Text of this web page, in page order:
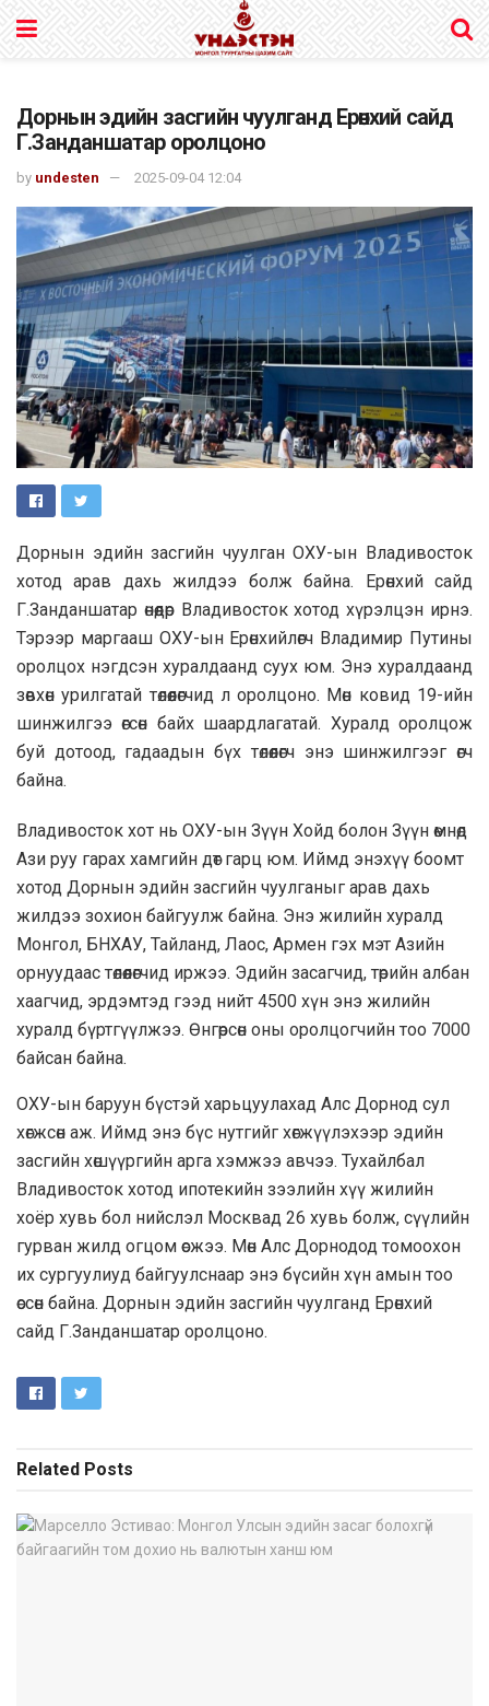
Дорнын эдийн засгийн чуулганд Ерөнхий сайд
Г.Занданшатар оролцоно
by undesten 2025-09-04 12:04
Дорнын эдийн засгийн чуулган ОХУ-ын Владивосток
хотод арав дахь жилдээ болж байна. Ерөнхий сайд
Г.Занданшатар өнөөдөр Владивосток хотод хүрэлцэн ирнэ.
Тэрээр маргааш ОХУ-ын Ерөнхийлөгч Владимир Путины
оролцох нэгдсэн хуралдаанд суух юм. Энэ хуралдаанд
зөвхөн урилгатай төлөөлөгчид л оролцоно. Мөн ковид 19-ийн
шинжилгээ өгсөн байх шаардлагатай. Хуралд оролцож
буй дотоод, гадаадын бүх төлөөлөгч энэ шинжилгээг өгч
байна.
Владивосток хот нь ОХУ-ын Зүүн Хойд болон Зүүн өмнөд
Ази руу гарах хамгийн дөт гарц юм. Иймд энэхүү боомт
хотод Дорнын эдийн засгийн чуулганыг арав дахь
жилдээ зохион байгуулж байна. Энэ жилийн хуралд
Монгол, БНХАУ, Тайланд, Лаос, Армен гэх мэт Азийн
орнуудаас төлөөлөгчид иржээ. Эдийн засагчид, төрийн албан
хаагчид, эрдэмтэд гээд нийт 4500 хүн энэ жилийн
хуралд бүртгүүлжээ. Өнгөрсөн оны оролцогчийн тоо 7000
байсан байна.
ОХУ-ын баруун бүстэй харьцуулахад Алс Дорнод сул
хөгжсөн аж. Иймд энэ бүс нутгийг хөгжүүлэхээр эдийн
засгийн хөшүүргийн арга хэмжээ авчээ. Тухайлбал
Владивосток хотод ипотекийн зээлийн хүү жилийн
хоёр хувь бол нийслэл Москвад 26 хувь болж, сүүлийн
гурван жилд огцом өсжээ. Мөн Алс Дорнодод томоохон
их сургуулиуд байгуулснаар энэ бүсийн хүн амын тоо
өссөн байна. Дорнын эдийн засгийн чуулганд Ерөнхий
сайд Г.Занданшатар оролцоно.
Related Posts